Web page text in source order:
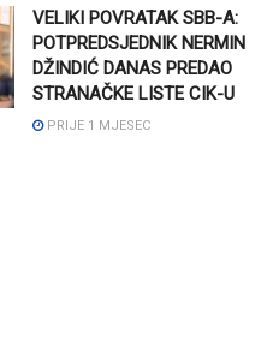
VELIKI POVRATAK SBB-A:
POTPREDSJEDNIK NERMIN
DŽINDIĆ DANAS PREDAO
STRANAČKE LISTE CIK-U
PRIJE 1 MJESEC